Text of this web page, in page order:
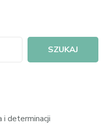
SZUKAJ
i determinacji